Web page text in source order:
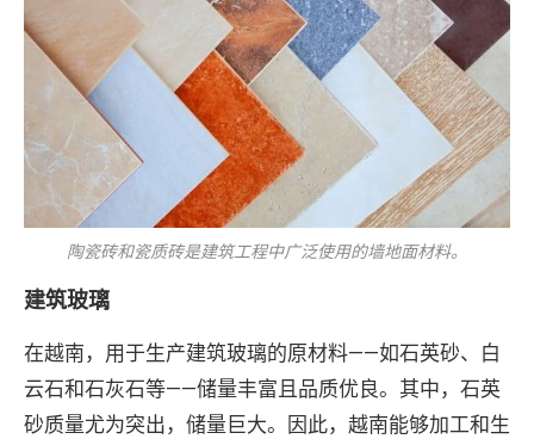
陶瓷砖和瓷质砖是建筑工程中广泛使用的墙地面材料。
建筑玻璃
在越南，用于生产建筑玻璃的原材料——如石英砂、白
云石和石灰石等——储量丰富且品质优良。其中，石英
砂质量尤为突出，储量巨大。因此，越南能够加工和生